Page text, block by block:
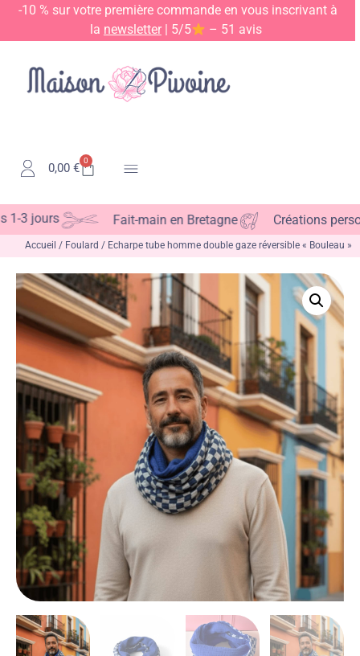
-10 % sur votre première commande en vous inscrivant à
la newsletter | 5/5 – 51 avis
0,00 €
0
Fait-main en Bretagne Créations
Accueil / Foulard / Echarpe tube homme double gaze réversible « Bouleau »